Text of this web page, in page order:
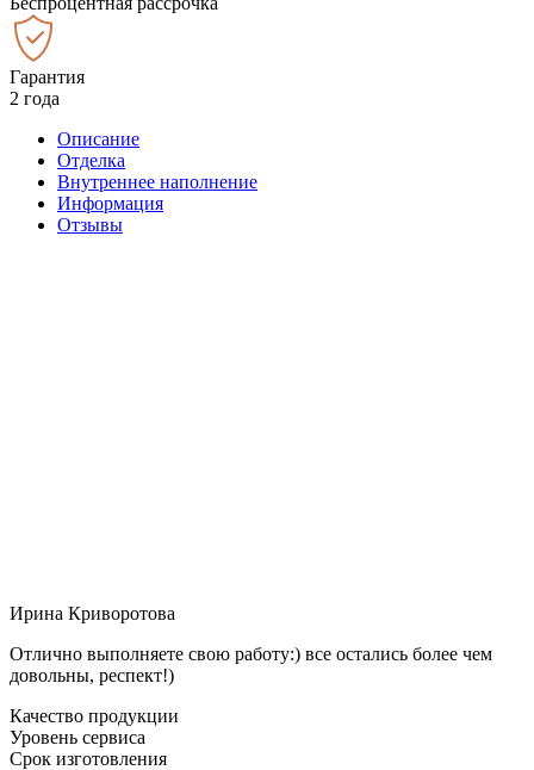
Гарантия
2 года
Описание
Отделка
Внутреннее наполнение
Информация
Отзывы
Ирина Криворотова
Отлично выполняете свою работу:) все остались более чем
довольны, респект!)
Качество продукции
Уровень сервиса
Срок изготовления